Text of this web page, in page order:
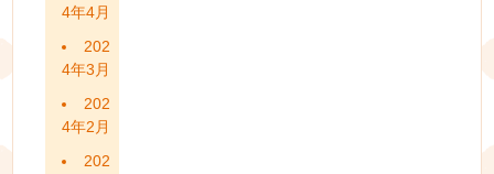
4年4月
202
4年3月
202
4年2月
202